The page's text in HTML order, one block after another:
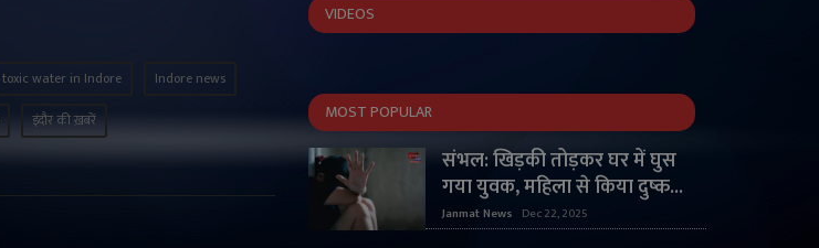
toxic water in Indore
Indore news
इंदौर की ख़बरें
VIDEOS
MOST POPULAR
संभल: खिड़की तोड़कर घर में घुस
गया युवक, महिला से किया दुष्क...
Janmat News Dec 22, 2025